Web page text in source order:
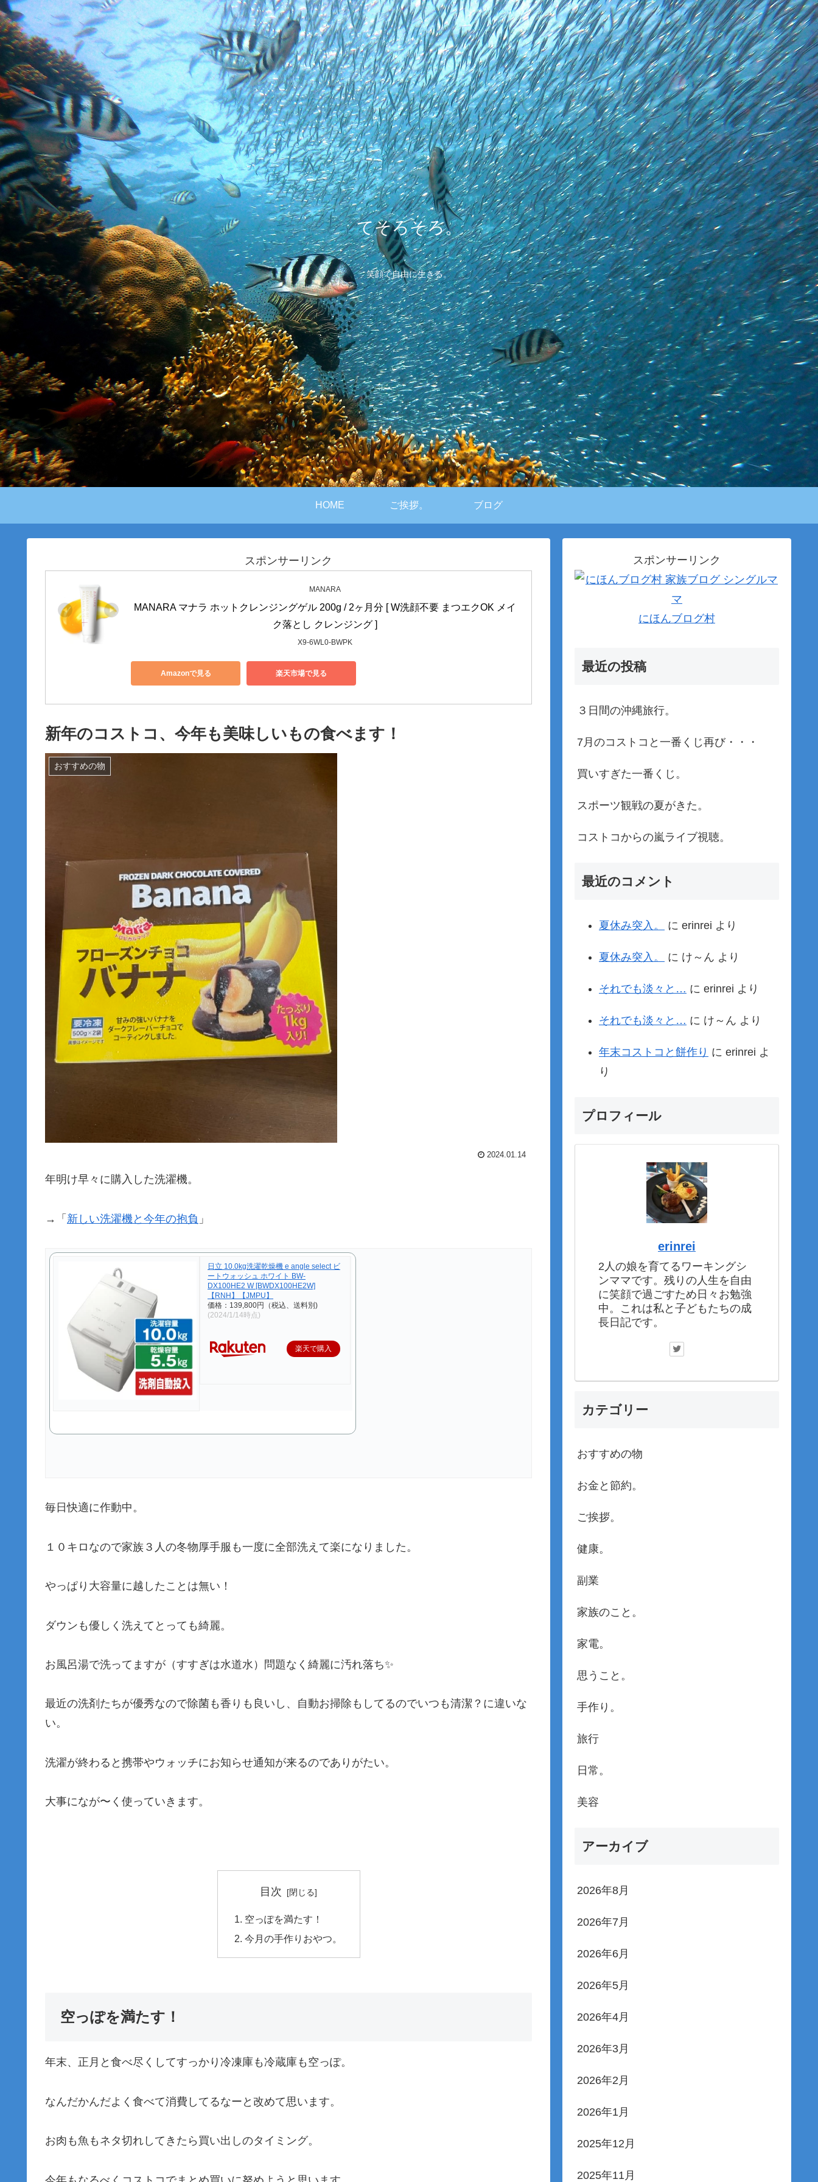
てそろそろ。
笑顔で自由に生きる。
HOME ご挨拶。 ブログ
スポンサーリンク
MANARA
MANARA マナラ ホットクレンジングゲル 200g / 2ヶ月分 [ W洗顔不要 まつエクOK メイ
ク落とし クレンジング ]
X9-6WL0-BWPK
Amazonで見る 楽天市場で見る
新年のコストコ、今年も美味しいもの食べます！
おすすめの物
2024.01.14
年明け早々に購入した洗濯機。
→「 新しい洗濯機と今年の抱負 」
日立 10.0kg洗濯乾燥機 e angle select ビ
ートウォッシュ ホワイト BW-
DX100HE2 W [BWDX100HE2W]
【RNH】【JMPU】
価格：139,800円（税込、送料別)
(2024/1/14時点)
楽天で購入
毎日快適に作動中。
１０キロなので家族３人の冬物厚手服も一度に全部洗えて楽になりました。
やっぱり大容量に越したことは無い！
ダウンも優しく洗えてとっても綺麗。
お風呂湯で洗ってますが（すすぎは水道水）問題なく綺麗に汚れ落ち✨
最近の洗剤たちが優秀なので除菌も香りも良いし、自動お掃除もしてるのでいつも清潔？に違いな
い。
洗濯が終わると携帯やウォッチにお知らせ通知が来るのでありがたい。
大事になが〜く使っていきます。
目次
空っぽを満たす！
今月の手作りおやつ。
空っぽを満たす！
年末、正月と食べ尽くしてすっかり冷凍庫も冷蔵庫も空っぽ。
なんだかんだよく食べて消費してるなーと改めて思います。
お肉も魚もネタ切れしてきたら買い出しのタイミング。
スポンサーリンク
にほんブログ村
最近の投稿
３日間の沖縄旅行。
7月のコストコと一番くじ再び・・・
買いすぎた一番くじ。
スポーツ観戦の夏がきた。
コストコからの嵐ライブ視聴。
最近のコメント
夏休み突入。 に erinrei より
夏休み突入。 に け～ん より
それでも淡々と… に erinrei より
それでも淡々と… に け～ん より
年末コストコと餅作り に erinrei よ
り
プロフィール
erinrei
2人の娘を育てるワーキングシ
ンママです。残りの人生を自由
に笑顔で過ごすため日々お勉強
中。これは私と子どもたちの成
長日記です。
カテゴリー
おすすめの物
お金と節約。
ご挨拶。
健康。
副業
家族のこと。
家電。
思うこと。
手作り。
旅行
日常。
美容
アーカイブ
2026年8月
2026年7月
2026年6月
2026年5月
2026年4月
2026年3月
2026年2月
2026年1月
2025年12月
2025年11月